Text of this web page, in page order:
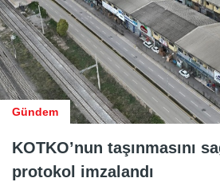
Gündem
KOTKO’nun taşınmasını
protokol imzalandı